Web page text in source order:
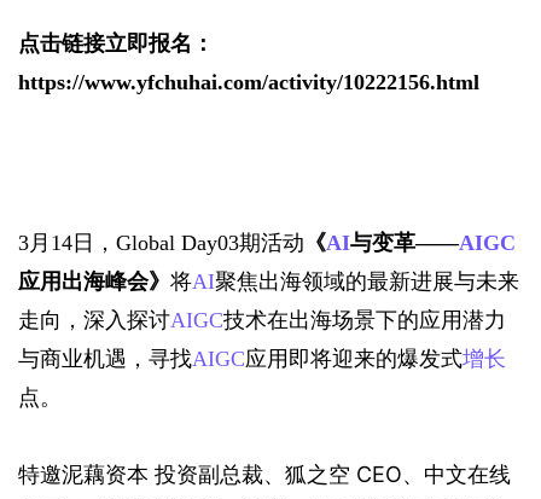
点击链接立即报名：
https://www.yfchuhai.com/activity/10222156.html
3月14日，Global Day03期活动 《AI与变革——AIGC
应用出海峰会》 将AI聚焦出海领域的最新进展与未来
走向，深入探讨AIGC技术在出海场景下的应用潜力
与商业机遇，寻找AIGC应用即将迎来的爆发式增长
点。
特邀泥藕资本 投资副总裁、狐之空 CEO、中文在线